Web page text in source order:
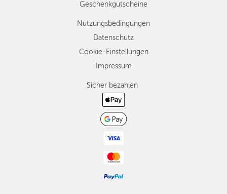
Geschenkgutscheine
Nutzungsbedingungen
Datenschutz
Cookie-Einstellungen
Impressum
Sicher bezahlen